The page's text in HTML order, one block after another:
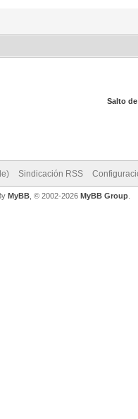
Salto
Sindicación RSS
MyBB , © 2002-2026 MyBB Group